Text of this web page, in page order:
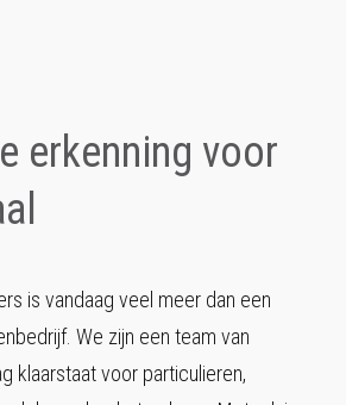
erkenning voor
is vandaag veel meer dan een
We zijn een team van
klaarstaat voor particulieren,